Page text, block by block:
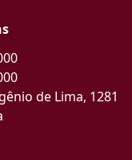
de Lima, 1281